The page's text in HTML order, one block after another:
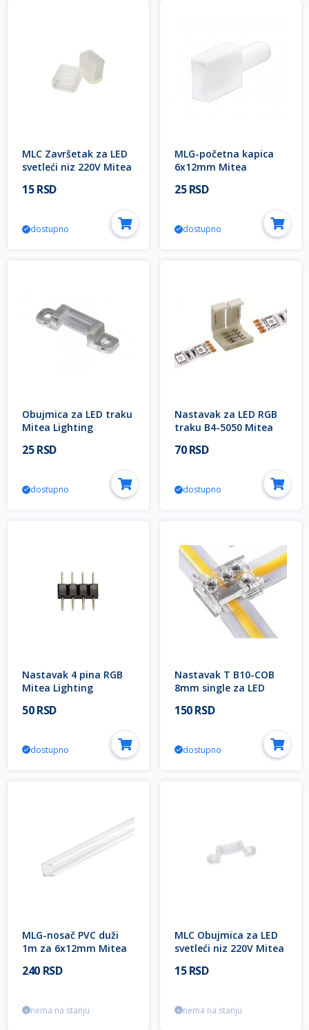
MLC Završetak za LED
svetleći niz 220V Mitea
15 RSD
dostupno
MLG-početna kapica
6x12mm Mitea
25 RSD
dostupno
Obujmica za LED traku
Mitea Lighting
25 RSD
dostupno
Nastavak za LED RGB
traku B4-5050 Mitea
70 RSD
dostupno
Nastavak 4 pina RGB
Mitea Lighting
50 RSD
dostupno
Nastavak T B10-COB
8mm single za LED
150 RSD
dostupno
MLG-nosač PVC duži
1m za 6x12mm Mitea
240 RSD
nema na stanju
MLC Obujmica za LED
svetleći niz 220V Mitea
15 RSD
nema na stanju